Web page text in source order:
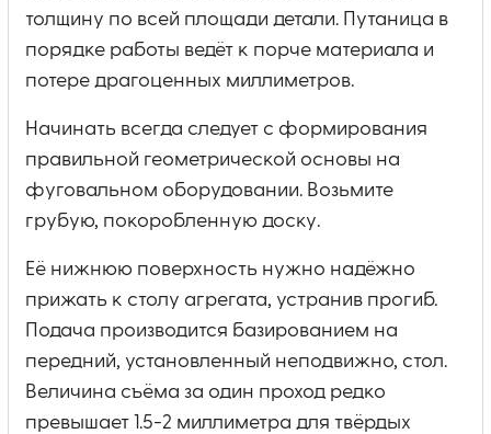
толщину по всей площади детали. Путаница в
порядке работы ведёт к порче материала и
потере драгоценных миллиметров.
Начинать всегда следует с формирования
правильной геометрической основы на
фуговальном оборудовании. Возьмите
грубую, покоробленную доску.
Её нижнюю поверхность нужно надёжно
прижать к столу агрегата, устранив прогиб.
Подача производится базированием на
передний, установленный неподвижно, стол.
Величина съёма за один проход редко
превышает 1.5-2 миллиметра для твёрдых